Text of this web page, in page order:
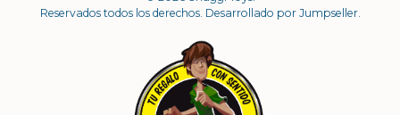
Reservados todos los derechos. Desarrollado por Jumpseller.